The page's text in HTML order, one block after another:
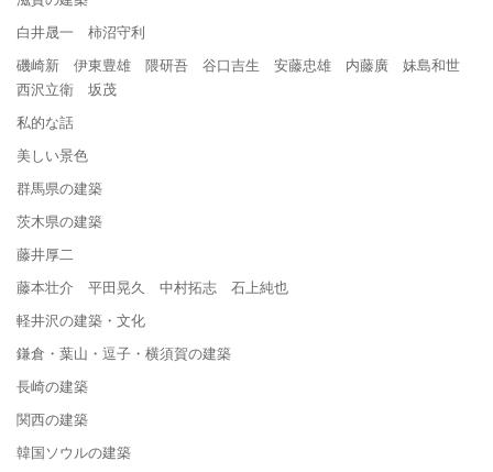
白井晟一 柿沼守利
磯崎新 伊東豊雄 隈研吾 谷口吉生 安藤忠雄 内藤廣 妹島和世
西沢立衛 坂茂
私的な話
美しい景色
群馬県の建築
茨木県の建築
藤井厚二
藤本壮介 平田晃久 中村拓志 石上純也
軽井沢の建築・文化
鎌倉・葉山・逗子・横須賀の建築
長崎の建築
関西の建築
韓国ソウルの建築